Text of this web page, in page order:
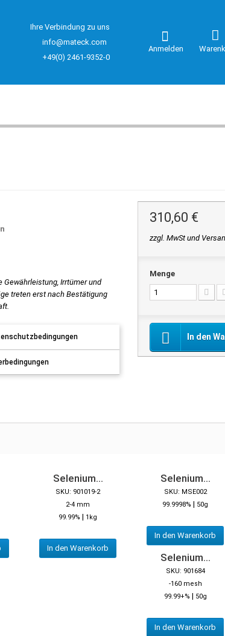
Ihre Verbindung zu uns
info@mateck.com
+49(0) 2461-9352-0
Anmelden
Irrtümer und
treten erst nach Bestätigung
310,60 €
zzgl. MwSt und
Menge
In den
Selenium...
SKU: 901019-2
2-4 mm
99.99% | 1kg
In den Warenkorb
Selenium...
SKU: MSE002
99.9998% | 50g
In den Warenkorb
Selenium...
SKU: 901684
-160 mesh
99.99+% | 50g
In den Warenkorb